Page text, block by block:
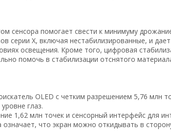
сенсора помогает свести к минимуму
серии X, включая нестабилизированные, и
освещения. Кроме того, цифровая
помочь в стабилизации отснятого
OLED с четким разрешением 5,76 млн
глаз.
1,62 млн точек и сенсорный интерфейс для
что экран можно откидывать в